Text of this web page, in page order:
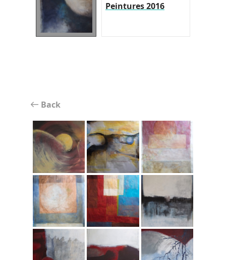
Peintures 2016
Back